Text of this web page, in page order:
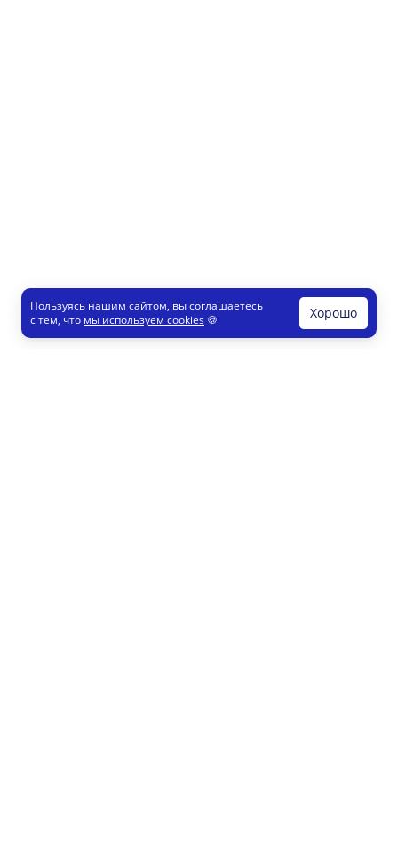
Пользуясь нашим сайтом, вы соглашаетесь
с тем, что мы используем cookies 🍪 Хорошо